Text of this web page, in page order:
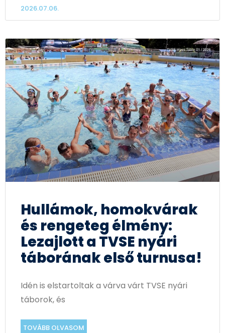
2026.07.06.
Hullámok, homokvárak
és rengeteg élmény:
Lezajlott a TVSE nyári
táborának első turnusa!
Idén is elstartoltak a várva várt TVSE nyári
táborok, és
TOVÁBB OLVASOM